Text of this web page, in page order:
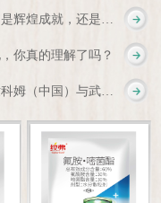
十多年磨砺，药肥一体化：是辉煌成就，还是新起点？
你真的理解了吗？
强强联合，一起向未来，世科姆（中国）与武汉科诺达成战略合作协议